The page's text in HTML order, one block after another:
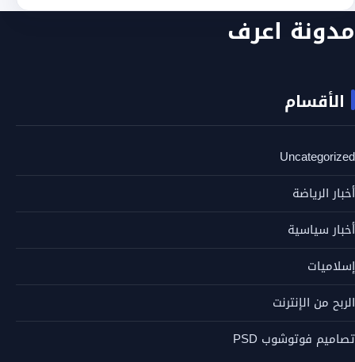
مدونة اعرف
الأقسام
Uncategorized
أخبار الرياضة
أخبار سياسية
إسلاميات
الربح من الإنترنت
تصاميم فوتوشوب PSD